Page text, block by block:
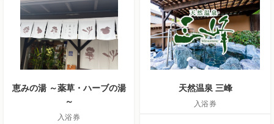
恵みの湯 ～薬草・ハーブの湯
～
入浴券
天然温泉 三峰
入浴券